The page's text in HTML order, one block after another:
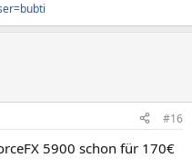
#16
5900 schon für 170€